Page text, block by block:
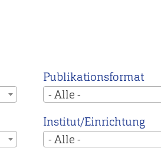
Publikationsformat
- Alle -
Institut/Einrichtung
- Alle -